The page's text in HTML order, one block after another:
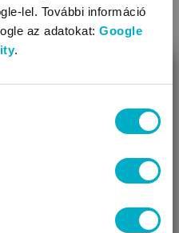
lel. További információ
az adatokat: Google
.
5 390
Teljesen
nálunk először!